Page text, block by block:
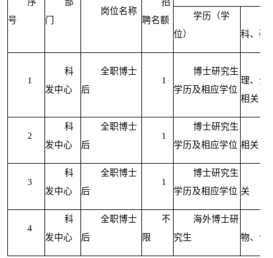
号
门
岗位名称
聘名额
学历（学
位）
科、研
1
科
发中心
全职博士
后
1
博士研究生
学历及相应学位
理、分
相关
2
科
发中心
全职博士
后
1
博士研究生
学历及相应学位 相关
3
科
发中心
全职博士
后
1
博士研究生
学历及相应学位 关
4
科
发中心
全职博士
后
不
限
海外博士研
究生
物、化